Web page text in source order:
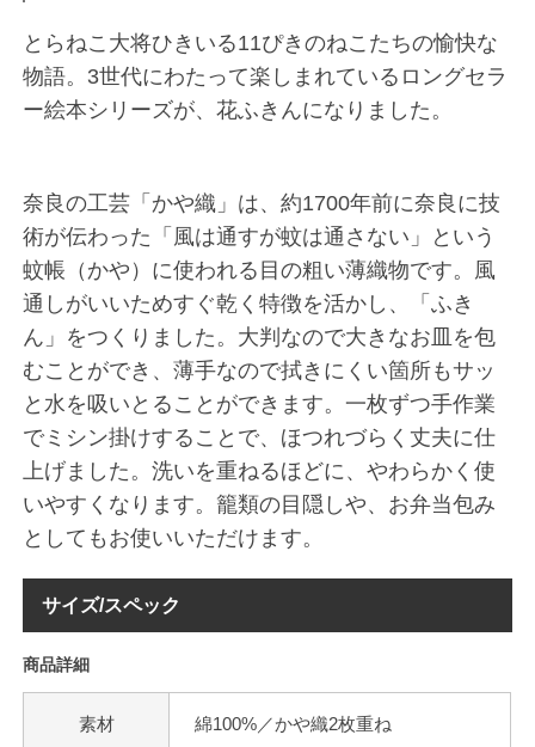
とらねこ大将ひきいる11ぴきのねこたちの愉快な
物語。3世代にわたって楽しまれているロングセラ
ー絵本シリーズが、花ふきんになりました。
奈良の工芸「かや織」は、約1700年前に奈良に技
術が伝わった「風は通すが蚊は通さない」という
蚊帳（かや）に使われる目の粗い薄織物です。風
通しがいいためすぐ乾く特徴を活かし、「ふき
ん」をつくりました。大判なので大きなお皿を包
むことができ、薄手なので拭きにくい箇所もサッ
と水を吸いとることができます。一枚ずつ手作業
でミシン掛けすることで、ほつれづらく丈夫に仕
上げました。洗いを重ねるほどに、やわらかく使
いやすくなります。籠類の目隠しや、お弁当包み
としてもお使いいただけます。
サイズ/スペック
商品詳細
素材 綿100%／かや織2枚重ね